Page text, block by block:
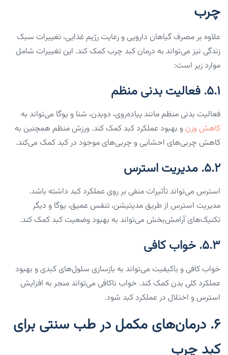
چرب
علاوه بر مصرف گیاهان دارویی و رعایت رژیم غذایی، تغییرات سبک
زندگی نیز می‌تواند به درمان کبد چرب کمک کند. این تغییرات شامل
موارد زیر است:
۵.۱. فعالیت بدنی منظم
فعالیت بدنی منظم مانند پیاده‌روی، دویدن، شنا و یوگا می‌تواند به
کاهش وزن و بهبود عملکرد کبد کمک کند. ورزش منظم همچنین به
کاهش چربی‌های احشایی و چربی‌های موجود در کبد کمک می‌کند.
۵.۲. مدیریت استرس
استرس می‌تواند تأثیرات منفی بر روی عملکرد کبد داشته باشد.
مدیریت استرس از طریق مدیتیشن، تنفس عمیق، یوگا و دیگر
تکنیک‌های آرامش‌بخش می‌تواند به بهبود وضعیت کبد کمک کند.
۵.۳. خواب کافی
خواب کافی و باکیفیت می‌تواند به بازسازی سلول‌های کبدی و بهبود
عملکرد کلی بدن کمک کند. خواب ناکافی می‌تواند منجر به افزایش
استرس و اختلال در عملکرد کبد شود.
۶. درمان‌های مکمل در طب سنتی برای
کبد چرب